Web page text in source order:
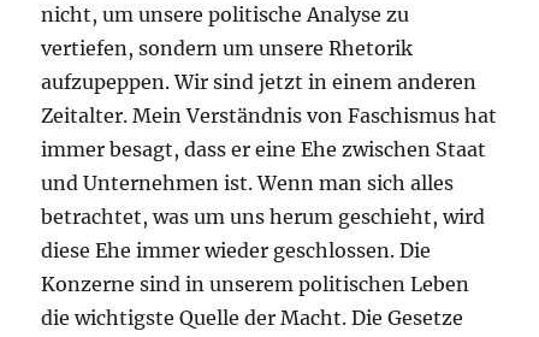
nicht, um unsere politische Analyse zu
vertiefen, sondern um unsere Rhetorik
aufzupeppen. Wir sind jetzt in einem anderen
Zeitalter. Mein Verständnis von Faschismus hat
immer besagt, dass er eine Ehe zwischen Staat
und Unternehmen ist. Wenn man sich alles
betrachtet, was um uns herum geschieht, wird
diese Ehe immer wieder geschlossen. Die
Konzerne sind in unserem politischen Leben
die wichtigste Quelle der Macht. Die Gesetze